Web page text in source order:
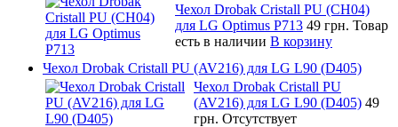
Чехол Drobak Cristall PU (CH04)
для LG Optimus P713 49 грн. Товар
есть в наличии В корзину
Чехол Drobak Cristall PU (AV216) для LG L90 (D405)
Чехол Drobak Cristall PU
(AV216) для LG L90 (D405) 49
грн. Отсутствует